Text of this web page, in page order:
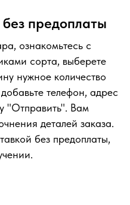
без предоплаты
ознакомьтесь с
сорта, выберете
нужное количество
телефон, адрес
"Отправить". Вам
деталей заказа.
без предоплаты,